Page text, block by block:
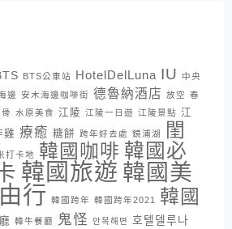
BTS公車站 HotelDelLuna IU
中央
邊 安木海邊咖啡街 德魯納酒店 放空 春
水原美食 江陵 江陵一日遊 江陵景點 江
雞 療癒 糖餅 跨年好去處 鏡浦湖
閨
打卡地 韓國咖啡 韓國必
韓國旅遊 韓國美
行 韓國跨年 韓國跨年2021
韓國
韓牛餐廳 鬼怪 안목해변 호텔델루나